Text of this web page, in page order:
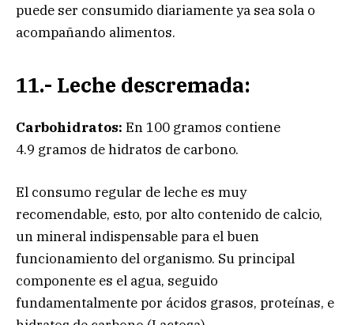
puede ser consumido diariamente ya sea sola o
acompañando alimentos.
11.- Leche descremada:
Carbohidratos: En 100 gramos contiene
4.9 gramos de hidratos de carbono.
El consumo regular de leche es muy
recomendable, esto, por alto contenido de calcio,
un mineral indispensable para el buen
funcionamiento del organismo. Su principal
componente es el agua, seguido
fundamentalmente por ácidos grasos, proteínas, e